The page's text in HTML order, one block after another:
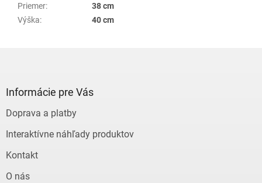
Priemer:
38 cm
Výška: 40 cm
Informácie pre Vás
Doprava a platby
Interaktívne náhľady produktov
Kontakt
O nás